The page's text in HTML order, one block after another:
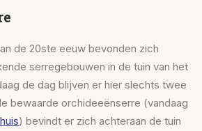
de 20ste eeuw bevonden zich
serregebouwen in de tuin van het
de dag blijven er hier slechts twee
bewaarde orchideeënserre (vandaag
) bevindt er zich achteraan de tuin